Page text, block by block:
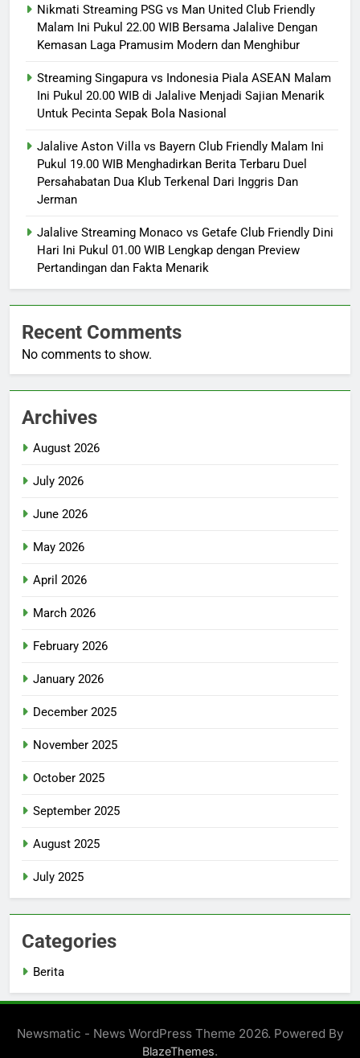
Nikmati Streaming PSG vs Man United Club Friendly
Malam Ini Pukul 22.00 WIB Bersama Jalalive Dengan
Kemasan Laga Pramusim Modern dan Menghibur
Streaming Singapura vs Indonesia Piala ASEAN Malam
Ini Pukul 20.00 WIB di Jalalive Menjadi Sajian Menarik
Untuk Pecinta Sepak Bola Nasional
Jalalive Aston Villa vs Bayern Club Friendly Malam Ini
Pukul 19.00 WIB Menghadirkan Berita Terbaru Duel
Persahabatan Dua Klub Terkenal Dari Inggris Dan
Jerman
Jalalive Streaming Monaco vs Getafe Club Friendly Dini
Hari Ini Pukul 01.00 WIB Lengkap dengan Preview
Pertandingan dan Fakta Menarik
Recent Comments
No comments to show.
Archives
August 2026
July 2026
June 2026
May 2026
April 2026
March 2026
February 2026
January 2026
December 2025
November 2025
October 2025
September 2025
August 2025
July 2025
Categories
Berita
Newsmatic - News WordPress Theme 2026. Powered By
BlazeThemes.